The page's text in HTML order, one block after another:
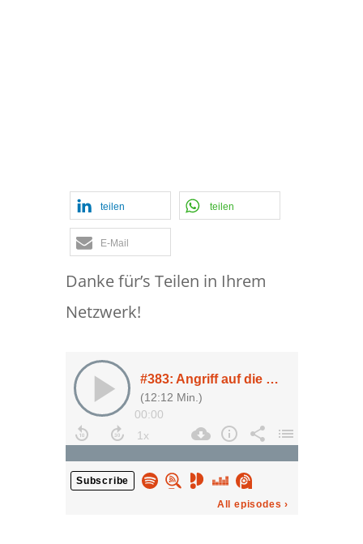
teilen teilen
E-Mail
Danke für’s Teilen in Ihrem
Netzwerk!